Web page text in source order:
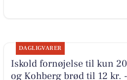
DAGLIGVARER
Iskold fornøjelse til kun
og Kohberg brød til 12 kr.